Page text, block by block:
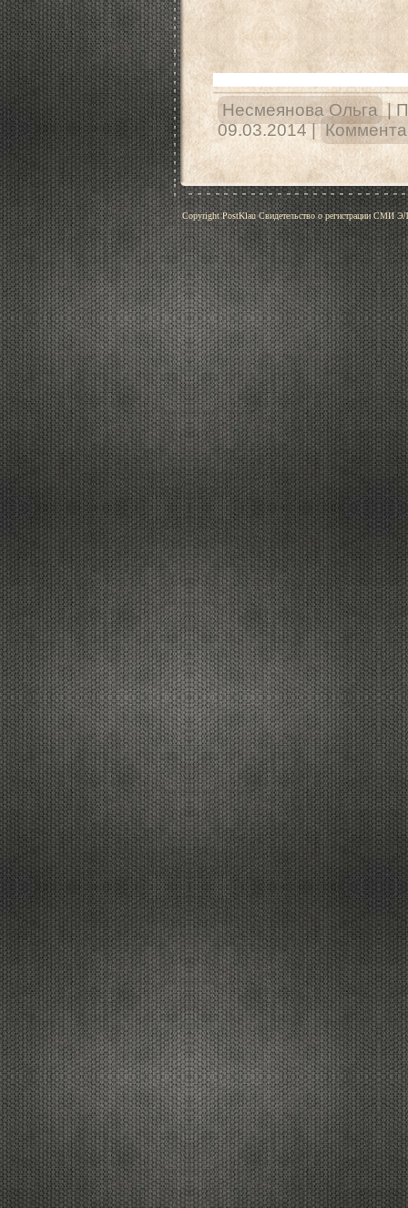
Несмеянова Ольга |
09.03.2014 |
Copyright PostKlau Свидетельство о регистрации СМИ